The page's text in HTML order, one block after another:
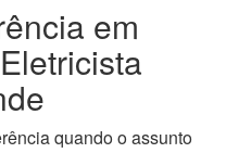
em
quando o assunto